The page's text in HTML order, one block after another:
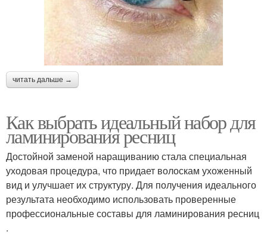
читать дальше →
Как выбрать идеальный набор для
ламинирования ресниц
Достойной заменой наращиванию стала специальная
уходовая процедура, что придает волоскам ухоженный
вид и улучшает их структуру. Для получения идеального
результата необходимо использовать проверенные
профессиональные составы для ламинирования ресниц
.